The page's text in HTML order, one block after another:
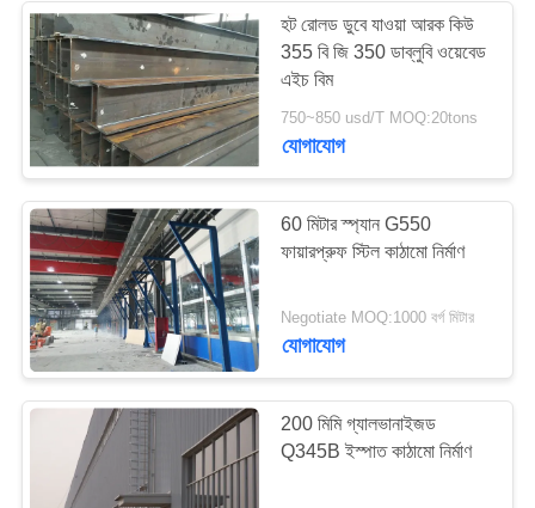
জৈব পদার্থ ইস্পাত Purlins
8
কার শোরুম বিল্ডিং
11
হট রোলড ডুবে যাওয়া আরক কিউ
355 বি জি 350 ডাব্লুবি ওয়েবেড
এইচ বিম
750~850 usd/T MOQ:20tons
যোগাযোগ
60 মিটার স্প্যান G550
ফায়ারপ্রুফ স্টিল কাঠামো নির্মাণ
Negotiate MOQ:1000 বর্গ মিটার
যোগাযোগ
200 মিমি গ্যালভানাইজড
Q345B ইস্পাত কাঠামো নির্মাণ